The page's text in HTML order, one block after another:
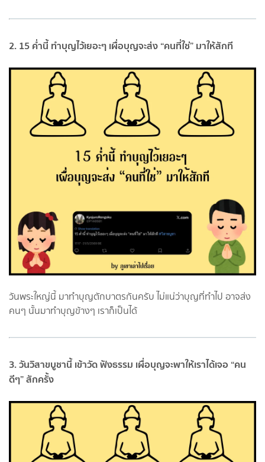
2. 15 ค่ำนี้ ทำบุญไว้เยอะๆ เผื่อบุญจะส่ง “คนที่ใช่” มาให้สักที
วันพระใหญ่นี้ มาทำบุญตักบาตรกันครับ ไม่แน่ว่าบุญที่ทำไป อาจส่ง
คนๆ นั้นมาทำบุญข้างๆ เราก็เป็นได้
3. วันวิสาขบูชานี้ เข้าวัด ฟังธรรม เผื่อบุญจะพาให้เราได้เจอ “คน
ดีๆ” สักครั้ง